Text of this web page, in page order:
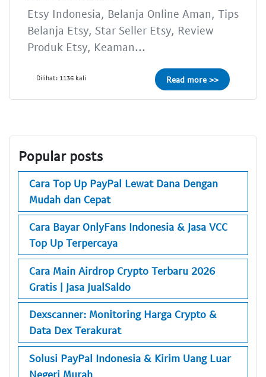
Etsy Indonesia, Belanja Online Aman, Tips
Belanja Etsy, Star Seller Etsy, Review
Produk Etsy, Keaman...
Dilihat: 1136 kali Read more >>
Popular posts
Cara Top Up PayPal Lewat Dana Dengan
Mudah dan Cepat
Cara Bayar OnlyFans Indonesia & Jasa VCC
Top Up Terpercaya
Cara Main Airdrop Crypto Terbaru 2026
Gratis | Jasa JualSaldo
Dexscanner: Monitoring Harga Crypto &
Data Dex Terakurat
Solusi PayPal Indonesia & Kirim Uang Luar
Negeri Murah